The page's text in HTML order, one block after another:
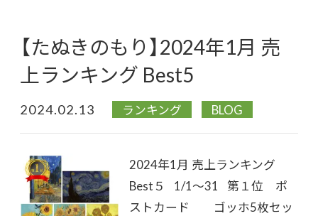
【たぬきのもり】2024年1月 売
上ランキング Best5
2024.02.13 ランキング BLOG
2024年1月 売上ランキング
Best５ 1/1～31 第１位 ポ
ストカード ゴッホ5枚セッ